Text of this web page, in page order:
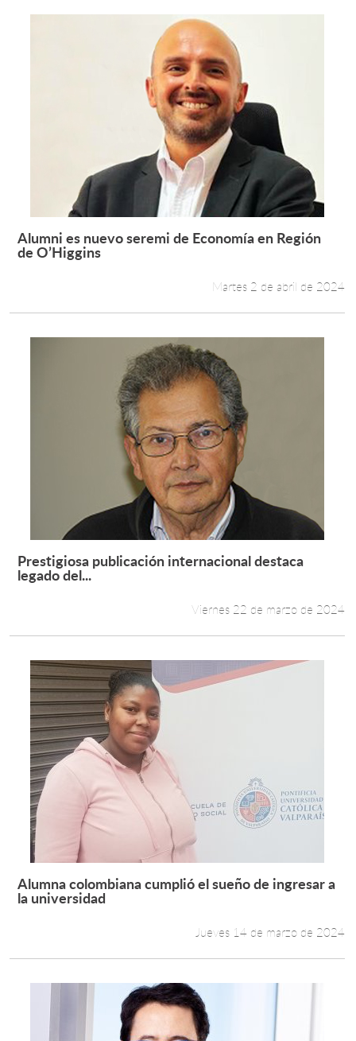
Leer más +
Alumni es nuevo seremi de Economía en Región
de O’Higgins
Martes 2 de abril de 2024
Leer más +
Prestigiosa publicación internacional destaca
legado del...
Viernes 22 de marzo de 2024
Leer más +
Alumna colombiana cumplió el sueño de ingresar a
la universidad
Jueves 14 de marzo de 2024